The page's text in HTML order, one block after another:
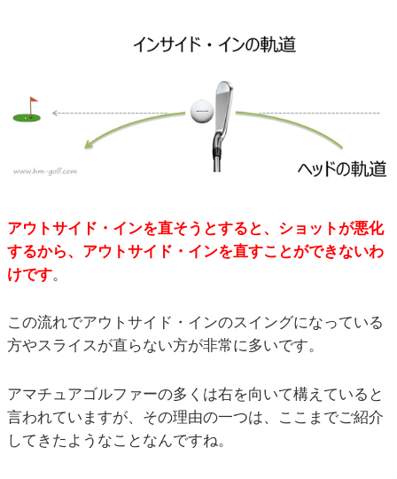
アウトサイド・インを直そうとすると、ショットが悪化
するから、アウトサイド・インを直すことができないわ
けです。
この流れでアウトサイド・インのスイングになっている
方やスライスが直らない方が非常に多いです。
アマチュアゴルファーの多くは右を向いて構えていると
言われていますが、その理由の一つは、ここまでご紹介
してきたようなことなんですね。